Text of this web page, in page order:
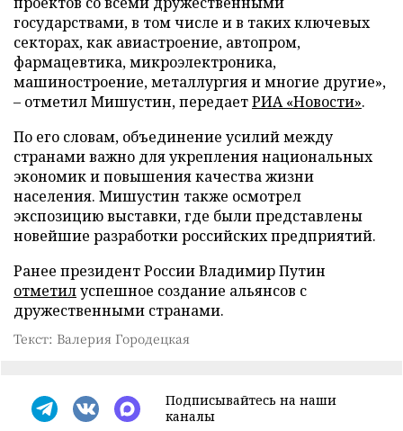
государствами, в том числе и в таких ключевых
секторах, как авиастроение, автопром,
фармацевтика, микроэлектроника,
машиностроение, металлургия и многие другие»,
– отметил Мишустин, передаетРИА «Новости».
По его словам, объединение усилий между
странами важно для укрепления национальных
экономик и повышения качества жизни
населения. Мишустин также осмотрел
экспозицию выставки, где были представлены
новейшие разработки российских предприятий.
Ранее президент России Владимир Путин
отметилуспешное создание альянсов с
дружественными странами.
Текст: Валерия Городецкая
Подписывайтесь на наши
каналы